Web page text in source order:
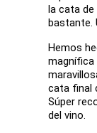
la cata de
bastante.
Hemos
magnífica
cata final
Súper
del vino.